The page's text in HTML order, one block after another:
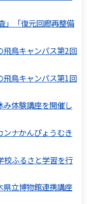
」「復元回廊再整備
飛鳥キャンパス第2回
飛鳥キャンパス第1回
み体験講座を開催し
ンナかんぴょうむき
校ふるさと学習を行
県立博物館連携講座